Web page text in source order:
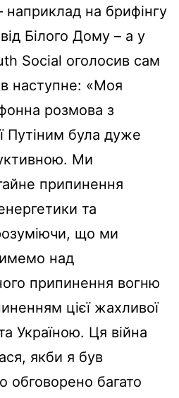
наприклад на брифінгу
від Білого Дому – а у
Social оголосив сам
наступне: «Моя
розмова з
Путіним була дуже
Ми
припинення
та
що ми
над
припинення вогню
цієї жахливої
Україною. Ця війна
якби я був
обговорено багато